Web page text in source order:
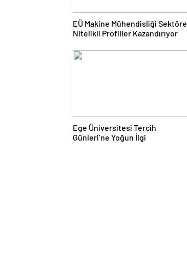
EÜ Makine Mühendisliği Sektöre
Nitelikli Profiller Kazandırıyor
Ege Üniversitesi Tercih
Günleri’ne Yoğun İlgi